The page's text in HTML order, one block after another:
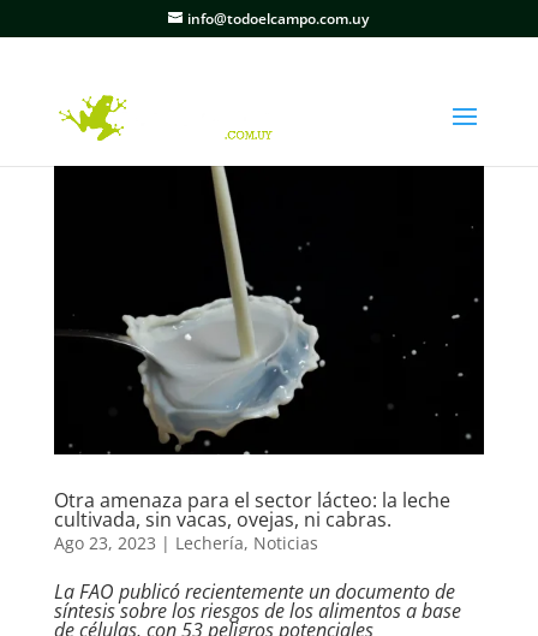
info@todoelcampo.com.uy
Otra amenaza para el sector lácteo: la leche
cultivada, sin vacas, ovejas, ni cabras.
Ago 23, 2023 | Lechería, Noticias
La FAO publicó recientemente un documento de
síntesis sobre los riesgos de los alimentos a base
de células, con 53 peligros potenciales